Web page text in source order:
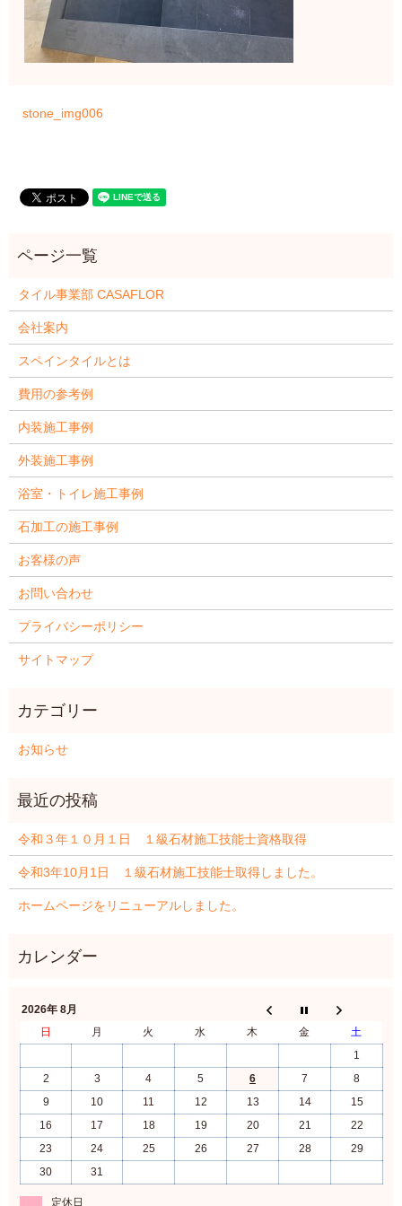
stone_img006
タイル事業部 CASAFLOR
会社案内
スペインタイルとは
費用の参考例
内装施工事例
外装施工事例
浴室・トイレ施工事例
石加工の施工事例
お客様の声
お問い合わせ
プライバシーポリシー
サイトマップ
お知らせ
令和３年１０月１日 １級石材施工技能士資格取得
令和3年10月1日 １級石材施工技能士取得しました。
ホームページをリニューアルしました。
2026年 8月
日
月 火 水 木 金
土
1
2
3 4 5 6 7
8
9
10 11 12 13 14
15
16
17 18 19 20 21
22
23
24 25 26 27 28
29
30
31
定休日